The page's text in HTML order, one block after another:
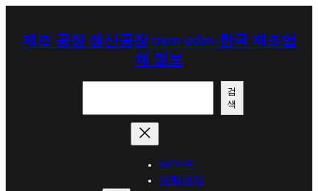
제조 공장 생산공장 oem odm-한국 제조업
체 정보
검
색
HOME
세탁세제